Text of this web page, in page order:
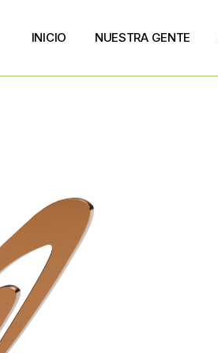
INICIO NUESTRA GENTE